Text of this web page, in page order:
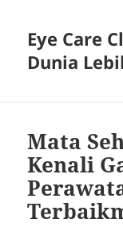
Eye Care
Dunia
Mata
Kenali